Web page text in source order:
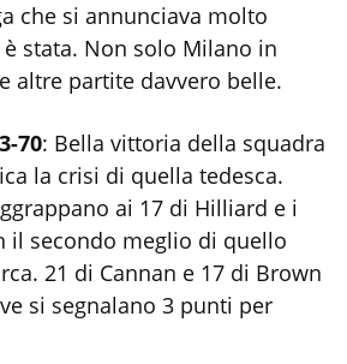
che si annunciava molto
stata. Non solo Milano in
altre partite davvero belle.
70: Bella vittoria della squadra
la crisi di quella tedesca.
ai 17 di Hilliard e i
il secondo meglio di quello
21 di Cannan e 17 di Brown
si segnalano 3 punti per